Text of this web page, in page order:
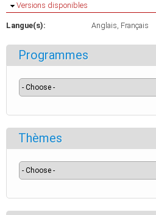
Masquer
Versions disponibles
Langue(s): Anglais Français
Programmes
Thèmes